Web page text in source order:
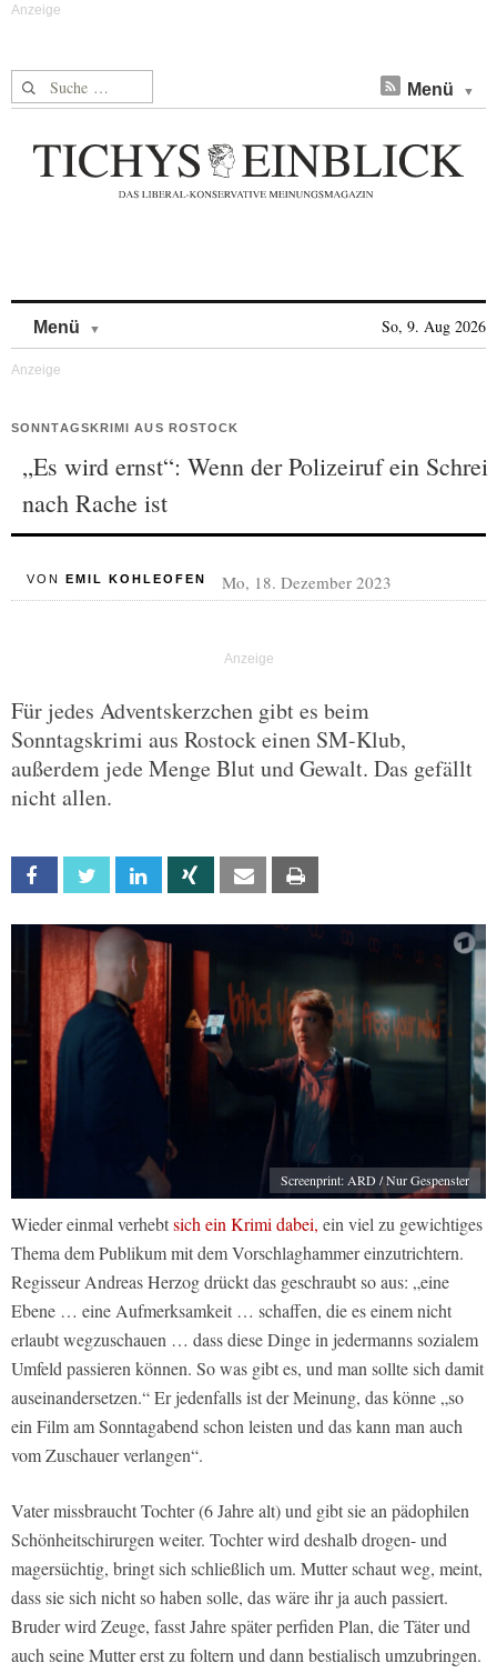
Suche nach: Menü
Menü So, 9. Aug 2026
SONNTAGSKRIMI AUS ROSTOCK
„Es wird ernst“: Wenn der Polizeiruf ein Schrei
nach Rache ist
VON EMIL KOHLEOFEN Mo, 18. Dezember 2023
Für jedes Adventskerzchen gibt es beim
Sonntagskrimi aus Rostock einen SM-Klub,
außerdem jede Menge Blut und Gewalt. Das gefällt
nicht allen.
Facebook Twitter Linkedin Xing Email
Screenprint: ARD / Nur Gespenster
Wieder einmal verhebtsich ein Krimi dabei, ein viel zu gewichtiges
Thema dem Publikum mit dem Vorschlaghammer einzutrichtern.
Regisseur Andreas Herzog drückt das geschraubt so aus: „eine
Ebene … eine Aufmerksamkeit … schaffen, die es einem nicht
erlaubt wegzuschauen … dass diese Dinge in jedermanns sozialem
Umfeld passieren können. So was gibt es, und man sollte sich damit
auseinandersetzen.“ Er jedenfalls ist der Meinung, das könne „so
ein Film am Sonntagabend schon leisten und das kann man auch
vom Zuschauer verlangen“.
Vater missbraucht Tochter (6 Jahre alt) und gibt sie an pädophilen
Schönheitschirurgen weiter. Tochter wird deshalb drogen- und
magersüchtig, bringt sich schließlich um. Mutter schaut weg, meint,
dass sie sich nicht so haben solle, das wäre ihr ja auch passiert.
Bruder wird Zeuge, fasst Jahre später perfiden Plan, die Täter und
auch seine Mutter erst zu foltern und dann bestialisch umzubringen.